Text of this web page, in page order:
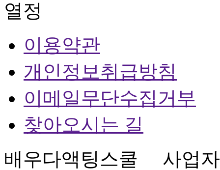
열정
이용약관
개인정보취급방침
이메일무단수집거부
찾아오시는 길
배우다액팅스쿨 사업